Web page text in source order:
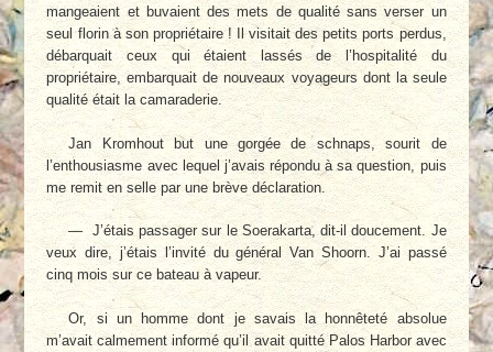
mangeaient et buvaient des mets de qualité sans verser un
seul florin à son propriétaire ! Il visitait des petits ports perdus,
débarquait ceux qui étaient lassés de l’hospitalité du
propriétaire, embarquait de nouveaux voyageurs dont la seule
qualité était la camaraderie.
Jan Kromhout but une gorgée de schnaps, sourit de
l’enthousiasme avec lequel j’avais répondu à sa question, puis
me remit en selle par une brève déclaration.
— J’étais passager sur le Soerakarta, dit-il doucement. Je
veux dire, j’étais l’invité du général Van Shoorn. J’ai passé
cinq mois sur ce bateau à vapeur.
Or, si un homme dont je savais la honnêteté absolue
m’avait calmement informé qu’il avait quitté Palos Harbor avec